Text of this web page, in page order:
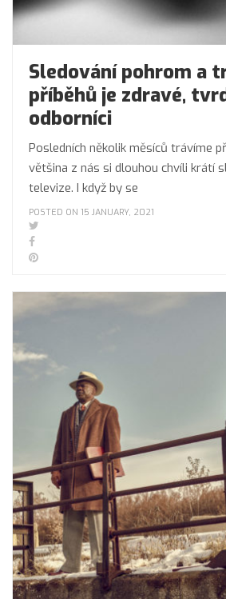
Sledování pohrom a
příběhů je zdravé,
odborníci
Posledních několik měsíců trávíme
většina z nás si dlouhou chvíli krátí
televize. I když by se
POSTED ON 15 JANUARY, 2021